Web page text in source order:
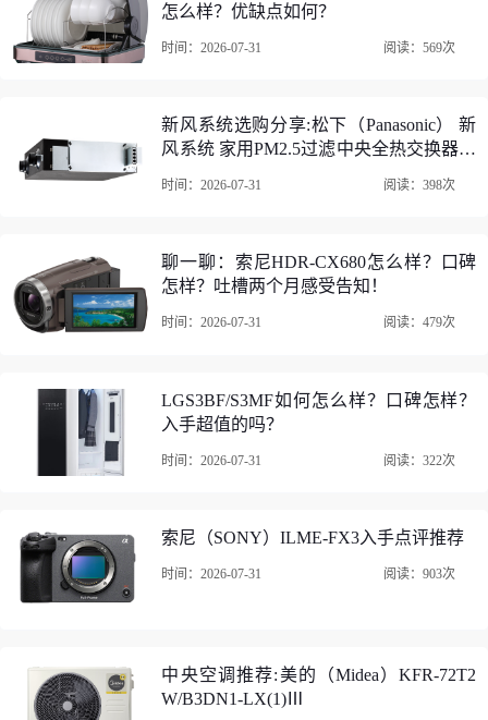
2、KYOTSUGoPro配件40件套机身附件防抖效果：非常好
3、KYOTSUGoPro配件40件套机身附件画质效果：非常好，
怎么样？优缺点如何？
时间：2026-07-31 阅读：569次
新风系统选购分享:松下（Panasonic） 新
风系统 家用PM2.5过滤中央全热交换器大
原、雾霾颗粒物 FY-25ZP1C中央新风
时间：2026-07-31 阅读：398次
聊一聊：索尼HDR-CX680怎么样？口碑
怎样？吐槽两个月感受告知！
时间：2026-07-31 阅读：479次
LGS3BF/S3MF如何怎么样？口碑怎样？
入手超值的吗？
时间：2026-07-31 阅读：322次
索尼（SONY）ILME-FX3入手点评推荐
时间：2026-07-31 阅读：903次
中央空调推荐:美的（Midea）KFR-72T2
W/B3DN1-LX(1)Ⅲ